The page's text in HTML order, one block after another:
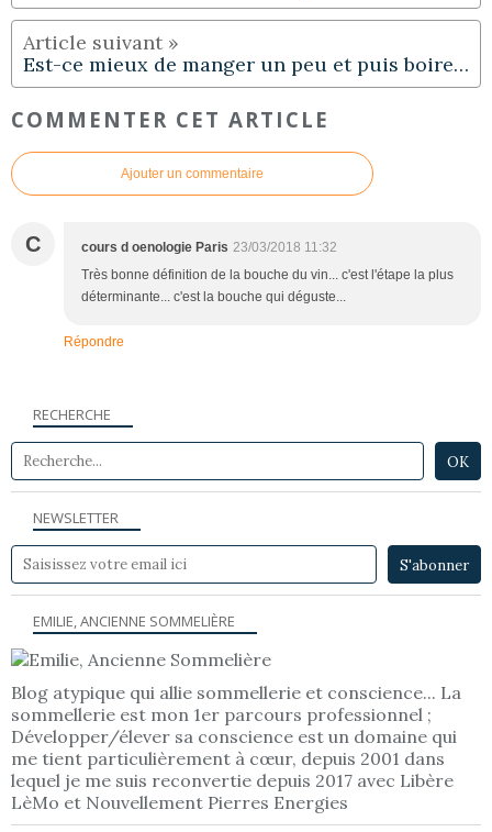
Est-ce mieux de manger un peu et puis boire le vin ou l'inverse ? Et pourquoi ?
COMMENTER CET ARTICLE
Ajouter un commentaire
C cours d oenologie Paris 23/03/2018 11:32
Très bonne définition de la bouche du vin... c'est l'étape la plus
déterminante... c'est la bouche qui déguste...
Répondre
NEWSLETTER
RECHERCHE
EMILIE, ANCIENNE SOMMELIÈRE
Blog atypique qui allie sommellerie et conscience... La
sommellerie est mon 1er parcours professionnel ;
Développer/élever sa conscience est un domaine qui
me tient particulièrement à cœur, depuis 2001 dans
lequel je me suis reconvertie depuis 2017 avec Libère
LèMo et Nouvellement Pierres Energies